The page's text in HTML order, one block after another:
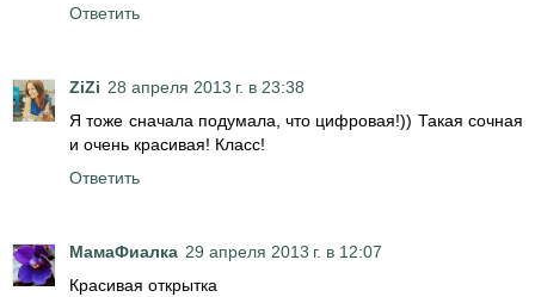
Ответить
ZiZi 28 апреля 2013 г. в 23:38
Я тоже сначала подумала, что цифровая!)) Такая сочная
и очень красивая! Класс!
Ответить
МамаФиалка 29 апреля 2013 г. в 12:07
Красивая открытка